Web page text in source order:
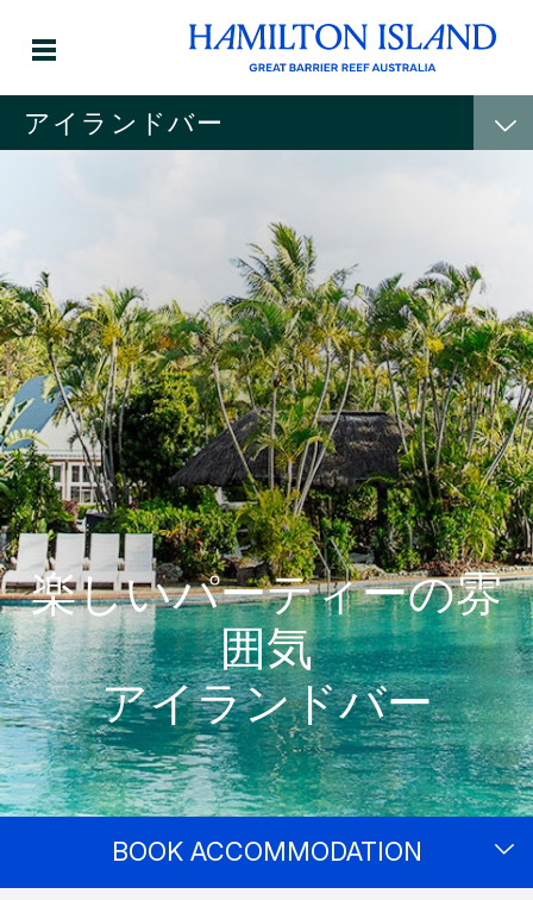
アイランドバー
楽しいパーティーの雰
囲気
アイランドバー
BOOK ACCOMMODATION